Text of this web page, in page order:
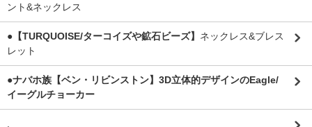
ント&ネックレス
●【TURQUOISE/ターコイズや鉱石ビーズ】 ネックレス&ブレス
レット
●ナバホ族【ベン・リビンストン】3D立体的デザインのEagle/
イーグルチョーカー